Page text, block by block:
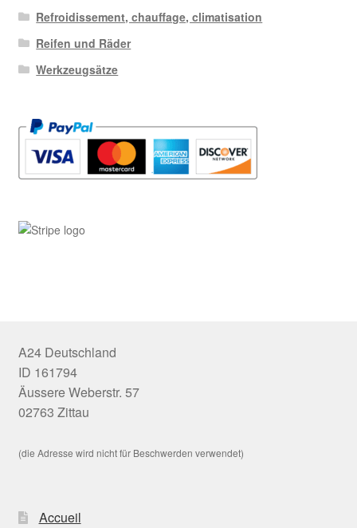
Refroidissement, chauffage, climatisation
Reifen und Räder
Werkzeugsätze
A24 Deutschland
ID 161794
Äussere Weberstr. 57
02763 Zittau
(die Adresse wird nicht für Beschwerden verwendet)
Accueil